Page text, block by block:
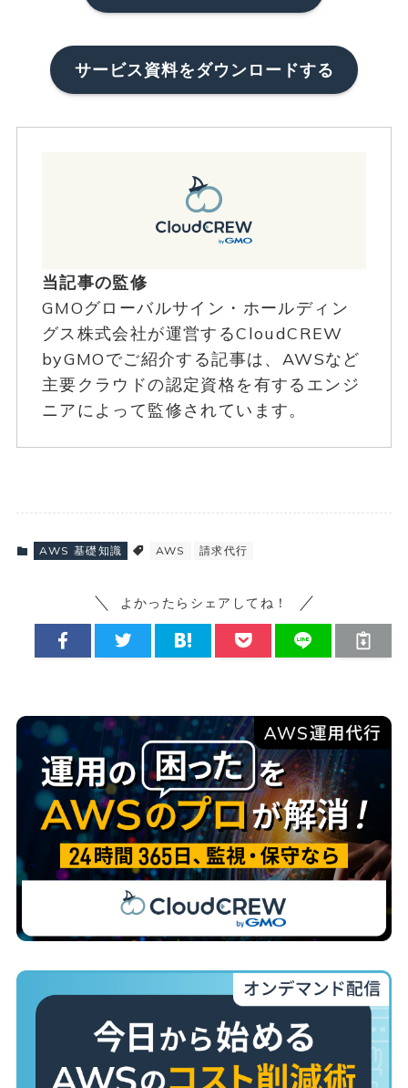
サービス資料をダウンロードする
当記事の監修
GMOグローバルサイン・ホールディン
グス株式会社が運営するCloudCREW
byGMOでご紹介する記事は、AWSなど
主要クラウドの認定資格を有するエンジ
ニアによって監修されています。
AWS 基礎知識 AWS 請求代行
よかったらシェアしてね！